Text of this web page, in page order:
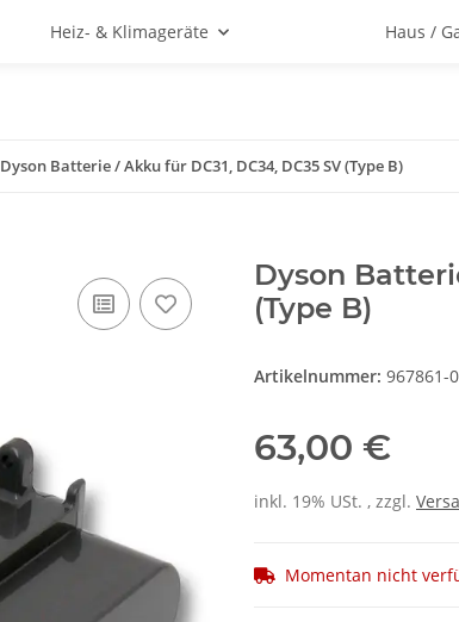
Heiz- & Klimageräte Haus /
Dyson Batterie / Akku für DC31, DC34, DC35 SV (Type B)
Dyson
(Type B)
Artikelnummer: 967861-
63,00 €
inkl. 19% USt. , zzgl.
Momentan nicht